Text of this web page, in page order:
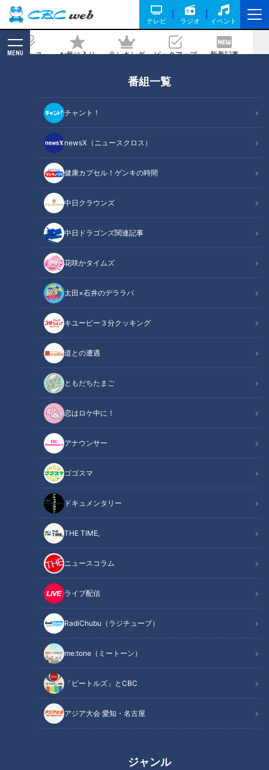
テレビ ラジオ イベント
ニュース お気に入り ランキング ピックアップ 新着記事
MENU
番組一覧
チャント！
newsX（ニュースクロス）
健康カプセル！ゲンキの時間
中日クラウンズ
中日ドラゴンズ関連記事
花咲かタイムズ
太田×石井のデララバ
キユーピー３分クッキング
道との遭遇
ともだちたまご
恋はロケ中に！
アナウンサー
ゴゴスマ
ドキュメンタリー
THE TIME,
ニュースコラム
ライブ配信
RadiChubu（ラジチューブ）
me:tone（ミートーン）
「ビートルズ」とCBC
アジア大会 愛知・名古屋
ジャンル
湯の山温泉
2020/10/23 18:00
花咲かタイムズ
週末ジャーニー 推しタビ
2020年10月17日(土)に放送された『週末ジャーニー 推しタ
ビ』。尼神インターの誠子さんと渚さんが、紅葉の名所“三
重・御在所周辺"ならではのスポットを紹介してくれました。
御在所岳の麓にある、開湯1300年を超える『湯の山温泉』。
中でも、今年で創業109年目を迎えた『旅館 寿亭(ことぶきて
い)』は、最も古くから営業しているという老舗旅館です。